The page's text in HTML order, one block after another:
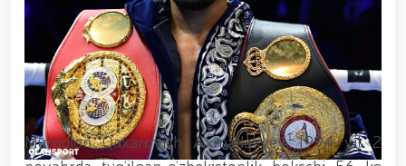
xizmat itlari ko‘rgazmasi tashkil etildi. // “Dog
biatloni” bellashuvining 6-respublika idoralararo
musobaqasi g'oliblari aniqlandi. // O‘zbekistonning
harbiy salohiyatini mustahkamlash: islohotlar va
ustuvor vazifalar.// Milliy gvardiya qo‘mondoni
Jamoat xavfsizligi universiteti bitiruvchi kursantlari
bilan uchrashdi.// 9-may — Xotira va qadrlash kuni
munosabati bilan Milliy gvardiya qoʻmondonligi
tomonidan poytaxtimizda istiqomat qiluvchi Ikkinchi
Murodjon Qaxarovich Axmadaliyev 1994 yil 2